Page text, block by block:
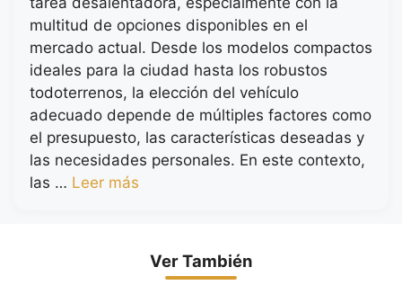
multitud de opciones disponibles en el
mercado actual. Desde los modelos compactos
ideales para la ciudad hasta los robustos
todoterrenos, la elección del vehículo
adecuado depende de múltiples factores como
el presupuesto, las características deseadas y
las necesidades personales. En este contexto,
las … Leer más
Ver También